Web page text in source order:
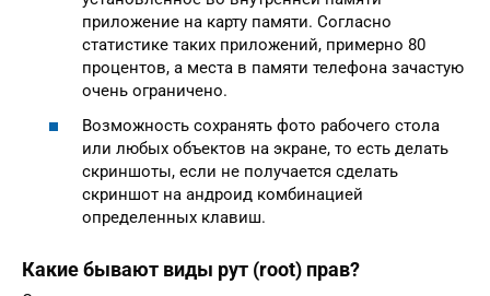
приложение на карту памяти. Согласно
статистике таких приложений, примерно 80
процентов, а места в памяти телефона зачастую
очень ограничено.
Возможность сохранять фото рабочего стола
или любых объектов на экране, то есть делать
скриншоты, если не получается сделать
скриншот на андроид комбинацией
определенных клавиш.
Какие бывают виды рут (root) прав?